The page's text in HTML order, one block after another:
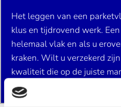
Het leggen van een
klus en tijdrovend werk.
helemaal vlak en als u
kraken. Wilt u verzekerd
kwaliteit die op de juiste
Parket dan uw vloer leggen.